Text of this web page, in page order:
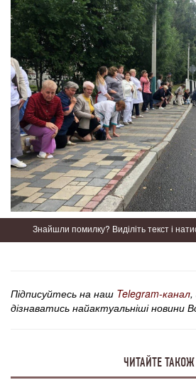
Знайшли помилку? Виділіть текст і
Підписуйтесь на наш Telegram-канал,
дізнаватись найактуальніші новини
ЧИТАЙТЕ ТАКОЖ